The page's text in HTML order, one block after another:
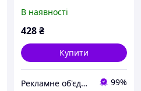
В наявності
428₴
Купити
Рекламне об'єднання "МОЛОДЕЦЬ" - супермаркет реклами №1 99%